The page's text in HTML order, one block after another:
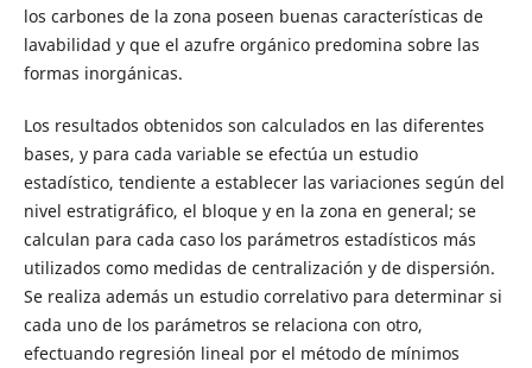
los carbones de la zona poseen buenas características de
lavabilidad y que el azufre orgánico predomina sobre las
formas inorgánicas.
Los resultados obtenidos son calculados en las diferentes
bases, y para cada variable se efectúa un estudio
estadístico, tendiente a establecer las variaciones según del
nivel estratigráfico, el bloque y en la zona en general; se
calculan para cada caso los parámetros estadísticos más
utilizados como medidas de centralización y de dispersión.
Se realiza además un estudio correlativo para determinar si
cada uno de los parámetros se relaciona con otro,
efectuando regresión lineal por el método de mínimos